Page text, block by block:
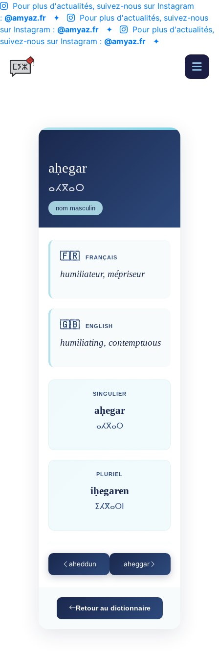
Pour plus d'actualités, suivez-nous sur Instagram
: @amyaz.fr ✦
Pour plus d'actualités, suivez-nous
sur Instagram : @amyaz.fr ✦
Pour plus d'actualités,
suivez-nous sur Instagram : @amyaz.fr ✦
aḥegar
ⴰⵃⴳⴰⵔ
nom masculin
🇫🇷 FRANÇAIS
humiliateur, mépriseur
🇬🇧 ENGLISH
humiliating, contemptuous
SINGULIER
aḥegar
ⴰⵃⴳⴰⵔ
PLURIEL
iḥegaren
ⵉⵃⴳⴰⵔⵏ
aheddun aheggar
Retour au dictionnaire